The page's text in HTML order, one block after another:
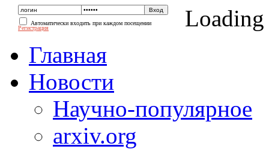
Автоматически входить при каждом посещении
Регистрация
Loading
Главная
Новости
Научно-популярное
arxiv.org